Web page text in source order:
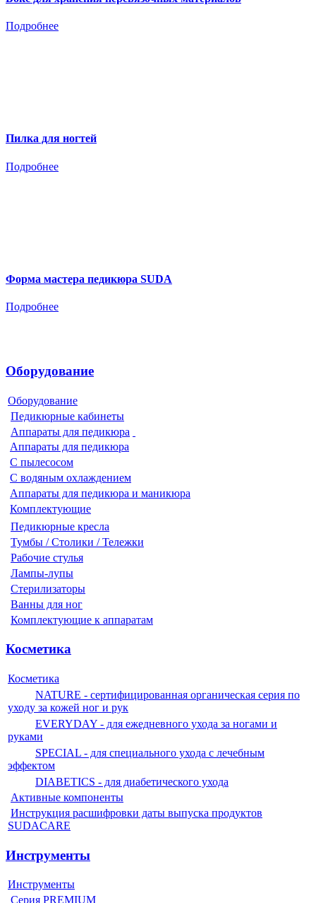
Подробнее
Пилка для ногтей
Подробнее
Форма мастера педикюра SUDA
Подробнее
Оборудование
Оборудование
Педикюрные кабинеты
Аппараты для педикюра
Аппараты для педикюра
С пылесосом
С водяным охлаждением
Аппараты для педикюра и маникюра
Комплектующие
Педикюрные кресла
Тумбы / Столики / Тележки
Рабочие стулья
Лампы-лупы
Стерилизаторы
Ванны для ног
Комплектующие к аппаратам
Косметика
Косметика
NATURE - сертифицированная органическая серия по
уходу за кожей ног и рук
EVERYDAY - для ежедневного ухода за ногами и
руками
SPECIAL - для специального ухода с лечебным
эффектом
DIABETICS - для диабетического ухода
Активные компоненты
Инструкция расшифровки даты выпуска продуктов
SUDACARE
Инструменты
Инструменты
Серия PREMIUM